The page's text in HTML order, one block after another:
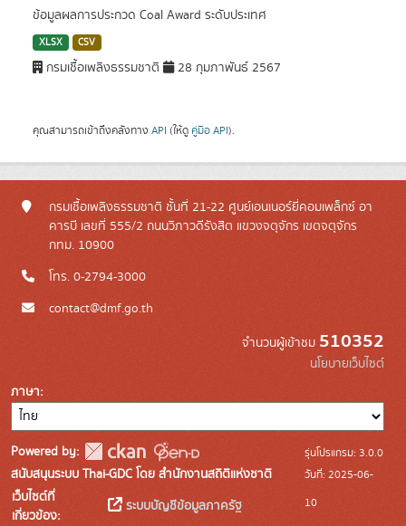
ข้อมูลผลการประกวด Coal Award ระดับประเทศ
XLSX CSV
กรมเชื้อเพลิงธรรมชาติ 28 กุมภาพันธ์ 2567
คุณสามารถเข้าถึงคลังทาง API (ให้ดู คู่มือ API).
กรมเชื้อเพลิงธรรมชาติ ชั้นที่ 21-22 ศูนย์เอนเนอร์ยี่คอมเพล็กซ์ อา
คารบี เลขที่ 555/2 ถนนวิภาวดีรังสิต แขวงจตุจักร เขตจตุจักร
กทม. 10900
โทร. 0-2794-3000
contact@dmf.go.th
จำนวนผู้เข้าชม 510352
นโยบายเว็บไซต์
ภาษา
Powered by:
สนับสนุนระบบ Thai-GDC โดย สำนักงานสถิติแห่งชาติ
เว็บไซต์ที่
เกี่ยวข้อง:
ระบบบัญชีข้อมูลภาครัฐ
รุ่นโปรแกรม: 3.0.0
วันที่: 2025-06-
10